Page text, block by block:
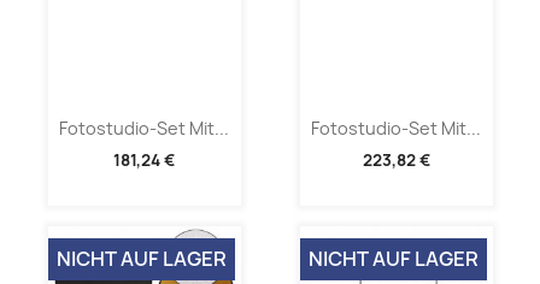
Fotostudio-Set Mit...
181,24 €
Fotostudio-Set Mit...
223,82 €
NICHT AUF LAGER NICHT AUF LAGER